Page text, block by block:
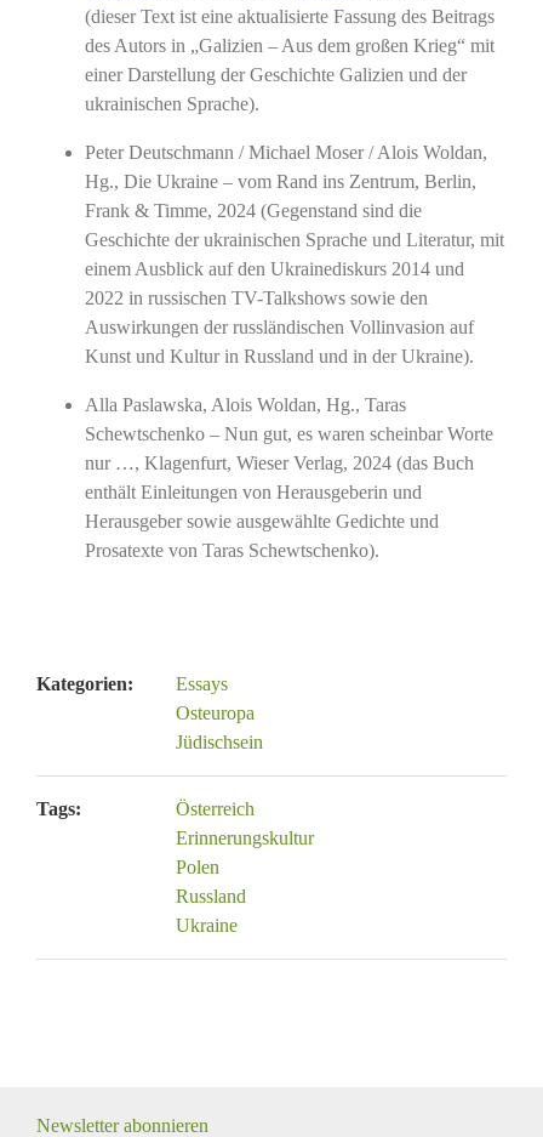
(dieser Text ist eine aktualisierte Fassung des Beitrags
des Autors in „Galizien – Aus dem großen Krieg“ mit
einer Darstellung der Geschichte Galizien und der
ukrainischen Sprache).
Peter Deutschmann / Michael Moser / Alois Woldan,
Hg., Die Ukraine – vom Rand ins Zentrum, Berlin,
Frank & Timme, 2024 (Gegenstand sind die
Geschichte der ukrainischen Sprache und Literatur, mit
einem Ausblick auf den Ukrainediskurs 2014 und
2022 in russischen TV-Talkshows sowie den
Auswirkungen der russländischen Vollinvasion auf
Kunst und Kultur in Russland und in der Ukraine).
Alla Paslawska, Alois Woldan, Hg., Taras
Schewtschenko – Nun gut, es waren scheinbar Worte
nur …, Klagenfurt, Wieser Verlag, 2024 (das Buch
enthält Einleitungen von Herausgeberin und
Herausgeber sowie ausgewählte Gedichte und
Prosatexte von Taras Schewtschenko).
Kategorien:
Essays
Osteuropa
Jüdischsein
Tags:
Österreich
Erinnerungskultur
Polen
Russland
Ukraine
Newsletter abonnieren